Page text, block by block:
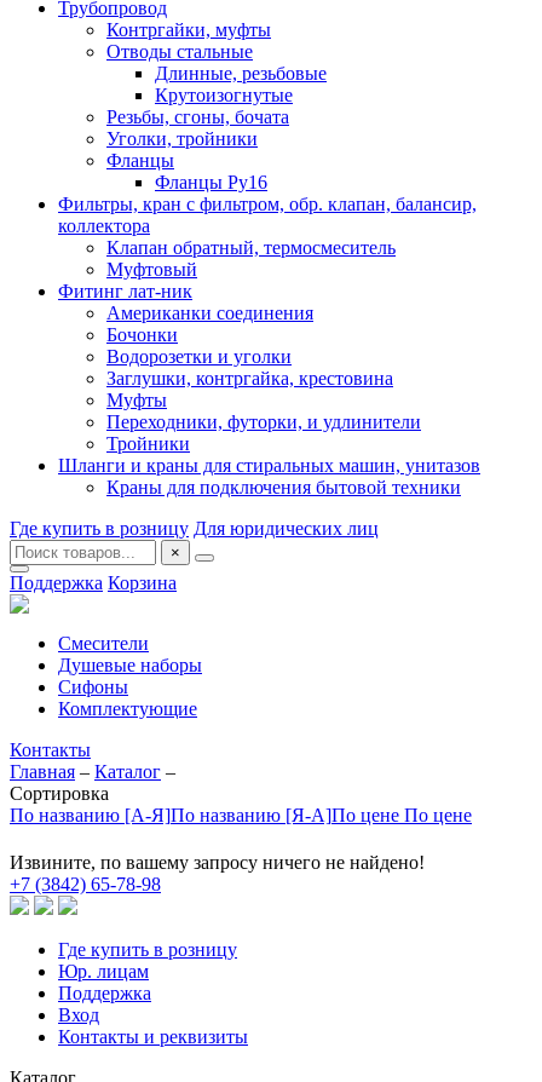
Трубопровод
Контргайки, муфты
Отводы стальные
Длинные, резьбовые
Крутоизогнутые
Резьбы, сгоны, бочата
Уголки, тройники
Фланцы
Фланцы Ру16
Фильтры, кран с фильтром, обр. клапан, балансир,
коллектора
Клапан обратный, термосмеситель
Муфтовый
Фитинг лат-ник
Американки соединения
Бочонки
Водорозетки и уголки
Заглушки, контргайка, крестовина
Муфты
Переходники, футорки, и удлинители
Тройники
Шланги и краны для стиральных машин, унитазов
Краны для подключения бытовой техники
Где купить в розницу Для юридических лиц
×
Поддержка Корзина
Смесители
Душевые наборы
Сифоны
Комплектующие
Контакты
Главная – Каталог –
Сортировка
По названию [А-Я]По названию [Я-А]По цене По цене
Извините, по вашему запросу ничего не найдено!
+7 (3842) 65-78-98
Где купить в розницу
Юр. лицам
Поддержка
Вход
Контакты и реквизиты